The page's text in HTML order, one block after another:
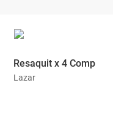
Resaquit x 4 Comp
Lazar